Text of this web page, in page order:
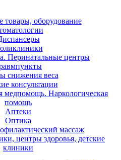
товары, оборудование
Перинатальные центры
снижения веса
консультации
медпомощь. Наркологическая
помощь
Аптеки
Оптика
массаж
центры здоровья, детские
клиники